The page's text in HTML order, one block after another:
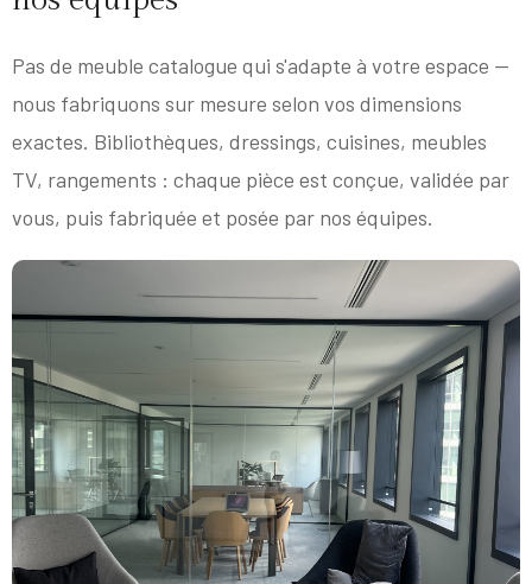
Pas de meuble catalogue qui s'adapte à votre espace —
nous fabriquons sur mesure selon vos dimensions
exactes. Bibliothèques, dressings, cuisines, meubles
TV, rangements : chaque pièce est conçue, validée par
vous, puis fabriquée et posée par nos équipes.